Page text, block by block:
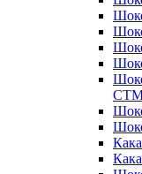
СТМ